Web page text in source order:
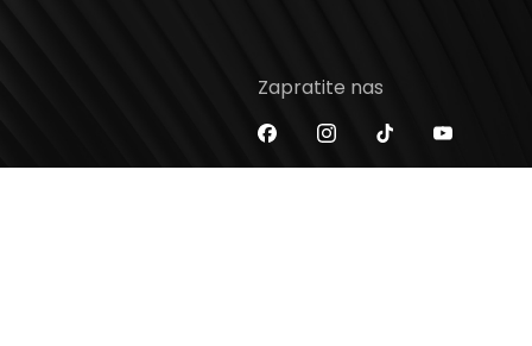
Zapratite nas